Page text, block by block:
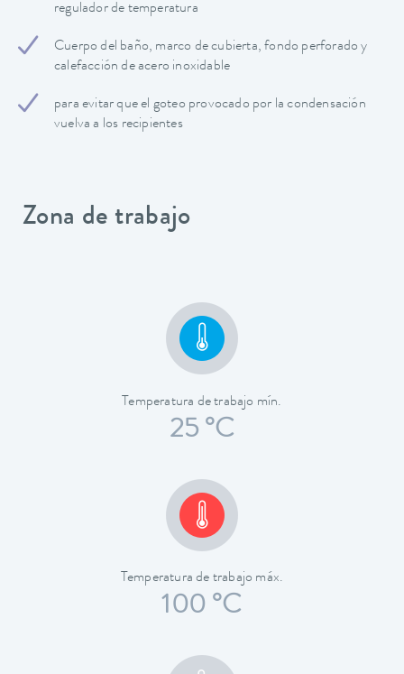
regulador de temperatura
Cuerpo del baño, marco de cubierta, fondo perforado y
calefacción de acero inoxidable
para evitar que el goteo provocado por la condensación
vuelva a los recipientes
Zona de trabajo
Temperatura de trabajo mín.
25 °C
Temperatura de trabajo máx.
100 °C